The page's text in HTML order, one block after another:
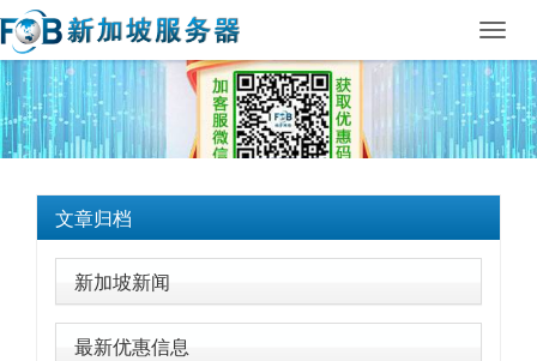
文章归档
新加坡新闻
最新优惠信息